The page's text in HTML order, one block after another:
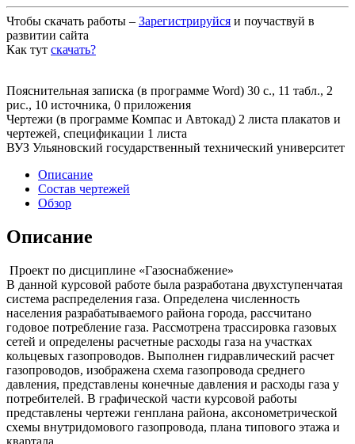
Чтобы скачать работы – Зарегистрируйся и поучаствуй в
развитии сайта
Как тут скачать?
Пояснительная записка (в программе Word) 30 с., 11 табл., 2
рис., 10 источника, 0 приложения
Чертежи (в программе Компас и Автокад) 2 листа плакатов и
чертежей, спецификации 1 листа
ВУЗ Ульяновский государственный технический университет
Описание
Состав чертежей
Обзор
Описание
Проект по дисциплине «Газоснабжение»
В данной курсовой работе была разработана двухступенчатая
система распределения газа. Определена численность
населения разрабатываемого района города, рассчитано
годовое потребление газа. Рассмотрена трассировка газовых
сетей и определены расчетные расходы газа на участках
кольцевых газопроводов. Выполнен гидравлический расчет
газопроводов, изображена схема газопровода среднего
давления, представлены конечные давления и расходы газа у
потребителей. В графической части курсовой работы
представлены чертежи генплана района, аксонометрической
схемы внутридомового газопровода, плана типового этажа и
квартала.